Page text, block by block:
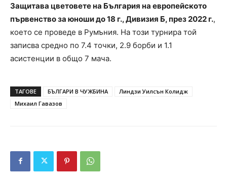
Защитава цветовете на България на европейското
първенство за юноши до 18 г., Дивизия Б, през 2022 г.,
което се проведе в Румъния. На този турнира той
записва средно по 7.4 точки, 2.9 борби и 1.1
асистенции в общо 7 мача.
ТАГОВЕ БЪЛГАРИ В ЧУЖБИНА
Линдзи Уилсън Колидж
Михаил Гавазов